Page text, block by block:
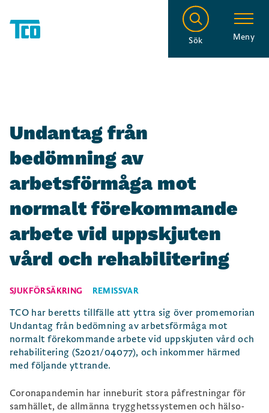
Sök Meny
Undantag från
bedömning av
arbetsförmåga mot
normalt förekommande
arbete vid uppskjuten
vård och rehabilitering
SJUKFÖRSÄKRING REMISSVAR
TCO har beretts tillfälle att yttra sig över promemorian
Undantag från bedömning av arbetsförmåga mot
normalt förekommande arbete vid uppskjuten vård och
rehabilitering (S2021/04077), och inkommer härmed
med följande yttrande.
Coronapandemin har inneburit stora påfrestningar för
samhället, de allmänna trygghetssystemen och hälso-